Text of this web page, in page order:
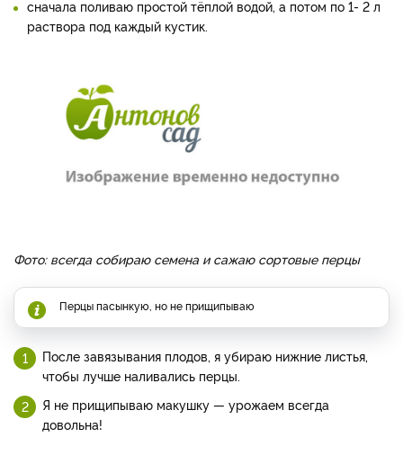
сначала поливаю простой тёплой водой, а потом по 1- 2 л
раствора под каждый кустик.
Фото: всегда собираю семена и сажаю сортовые перцы
Перцы пасынкую, но не прищипываю
После завязывания плодов, я убираю нижние листья,
чтобы лучше наливались перцы.
Я не прищипываю макушку — урожаем всегда
довольна!